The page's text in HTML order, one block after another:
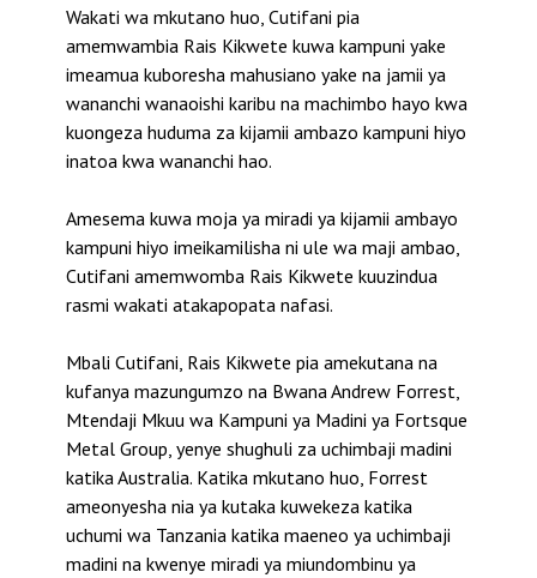
Wakati wa mkutano huo, Cutifani pia
amemwambia Rais Kikwete kuwa kampuni yake
imeamua kuboresha mahusiano yake na jamii ya
wananchi wanaoishi karibu na machimbo hayo kwa
kuongeza huduma za kijamii ambazo kampuni hiyo
inatoa kwa wananchi hao.
Amesema kuwa moja ya miradi ya kijamii ambayo
kampuni hiyo imeikamilisha ni ule wa maji ambao,
Cutifani amemwomba Rais Kikwete kuuzindua
rasmi wakati atakapopata nafasi.
Mbali Cutifani, Rais Kikwete pia amekutana na
kufanya mazungumzo na Bwana Andrew Forrest,
Mtendaji Mkuu wa Kampuni ya Madini ya Fortsque
Metal Group, yenye shughuli za uchimbaji madini
katika Australia. Katika mkutano huo, Forrest
ameonyesha nia ya kutaka kuwekeza katika
uchumi wa Tanzania katika maeneo ya uchimbaji
madini na kwenye miradi ya miundombinu ya